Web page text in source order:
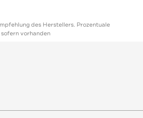
des Herstellers. Prozentuale
sofern vorhanden